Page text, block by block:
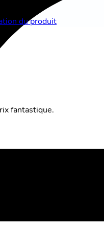
du produit
fantastique.
la plus rapide